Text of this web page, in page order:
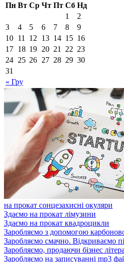
Пн Вт Ср Чт Пт Сб Нд
« Гру
1
2
3
4 5 6 7 8
9
10 11 12 13 14 15 16
17 18 19 20 21 22 23
24 25 26 27 28 29 30
31
на прокат сонцезахисні окуляри
Здаємо на прокат лімузини
Здаємо на прокат квадроцикли
Заробляємо з допомогою
Заробляємо смачно. Відкриваємо
Заробляємо, продаючи бізнес
Заробляємо на записуванні mp3